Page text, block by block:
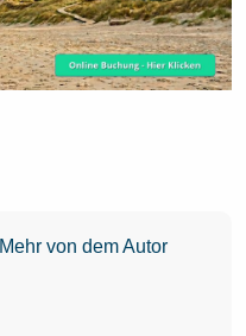
Mehr von dem Autor